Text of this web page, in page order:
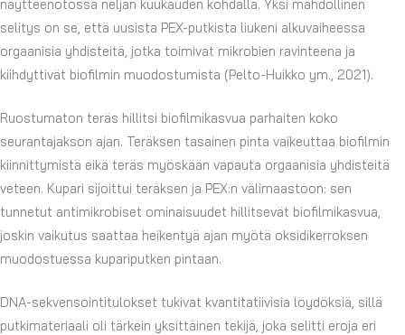
näytteenotossa neljän kuukauden kohdalla. Yksi mahdollinen
selitys on se, että uusista PEX-putkista liukeni alkuvaiheessa
orgaanisia yhdisteitä, jotka toimivat mikrobien ravinteena ja
kiihdyttivät biofilmin muodostumista (Pelto-Huikko ym., 2021).
Ruostumaton teräs hillitsi biofilmikasvua parhaiten koko
seurantajakson ajan. Teräksen tasainen pinta vaikeuttaa biofilmin
kiinnittymistä eikä teräs myöskään vapauta orgaanisia yhdisteitä
veteen. Kupari sijoittui teräksen ja PEX:n välimaastoon: sen
tunnetut antimikrobiset ominaisuudet hillitsevät biofilmikasvua,
joskin vaikutus saattaa heikentyä ajan myötä oksidikerroksen
muodostuessa kupariputken pintaan.
DNA-sekvensointitulokset tukivat kvantitatiivisia löydöksiä, sillä
putkimateriaali oli tärkein yksittäinen tekijä, joka selitti eroja eri